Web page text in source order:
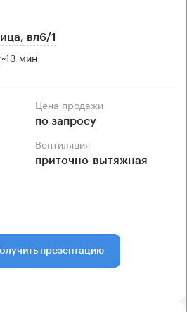
вл6/1
~13 мин
Цена продажи
по запросу
Вентиляция
приточно-вытяжная
презентацию